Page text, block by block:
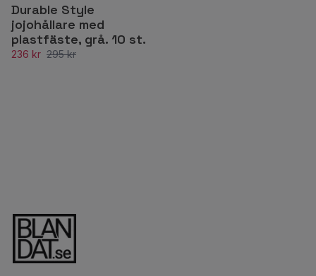
Durable Style
jojohållare med
plastfäste, grå. 10 st.
236 kr 295 kr